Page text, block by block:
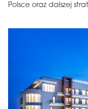
Polsce oraz dalszej